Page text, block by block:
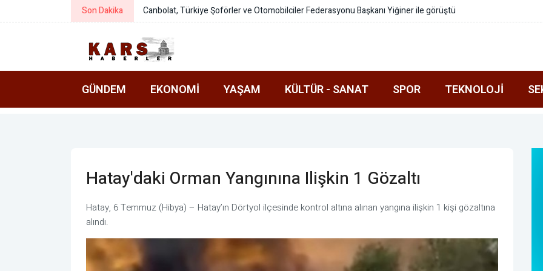
Son Dakika Kocaeli Valiliğinden drone futbolu etkinliği
GÜNDEM EKONOMI YAŞAM KÜLTÜR - SANAT SPOR TEKNOLOJI
Hatay'daki Orman Yangınına Ilişkin 1 Gözaltı
Hatay, 6 Temmuz (Hibya) – Hatay’ın Dörtyol ilçesinde kontrol altına alınan yangına ilişkin 1 kişi gözaltına
alındı.